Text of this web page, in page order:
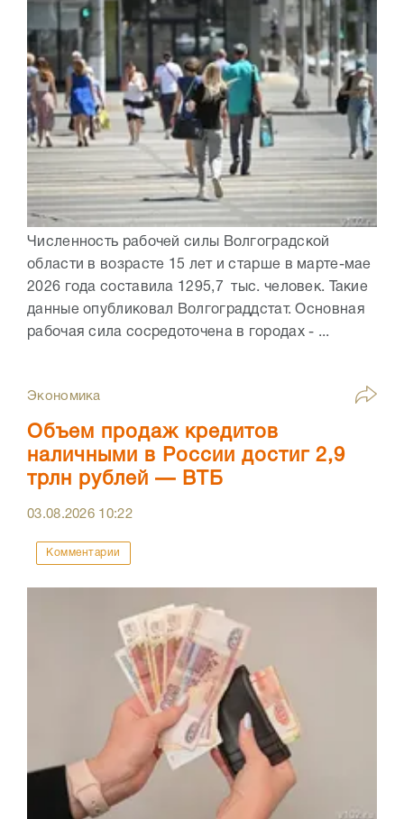
Численность рабочей силы Волгоградской
области в возрасте 15 лет и старше в марте-мае
2026 года составила 1295,7 тыс. человек. Такие
данные опубликовал Волгограддстат. Основная
рабочая сила сосредоточена в городах - ...
Экономика
Объем продаж кредитов
наличными в России достиг 2,9
трлн рублей — ВТБ
03.08.2026 10:22
Комментарии